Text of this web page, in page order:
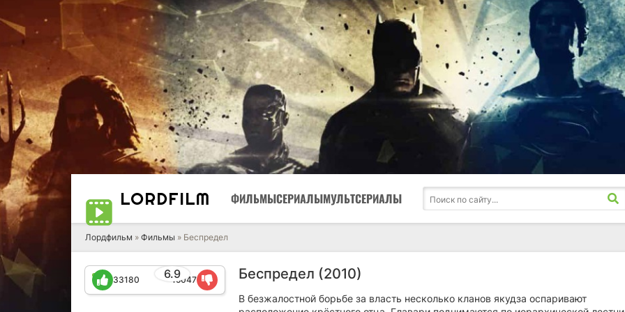
LORDFILM ФИЛЬМЫСЕРИАЛЫМУЛЬТСЕРИАЛЫ
Лордфильм » Фильмы » Беспредел
Беспредел (2010)
6.9
33180 15047
В безжалостной борьбе за власть несколько кланов якудза оспаривают